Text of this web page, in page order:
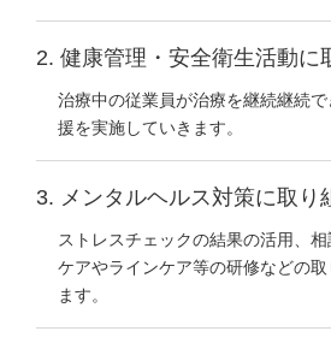
2. 健康管理・安全衛生活動に
治療中の従業員が治療を継続継続
援を実施していきます。
3. メンタルヘルス対策に取り
ストレスチェックの結果の活用、
ケアやラインケア等の研修などの
ます。